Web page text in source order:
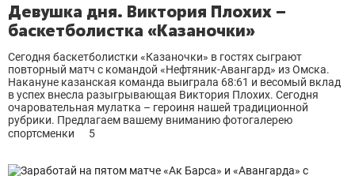
Девушка дня. Виктория Плохих –
баскетболистка «Казаночки»
Сегодня баскетболистки «Казаночки» в гостях сыграют
повторный матч с командой «Нефтяник-Авангард» из Омска.
Накануне казанская команда выиграла 68:61 и весомый вклад
в успех внесла разыгрывающая Виктория Плохих. Сегодня
очаровательная мулатка – героиня нашей традиционной
рубрики. Предлагаем вашему вниманию фотогалерею
спортсменки
5